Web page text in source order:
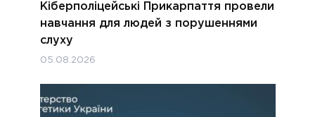
Кіберполіцейські Прикарпаття провели
навчання для людей з порушеннями
слуху
05.08.2026